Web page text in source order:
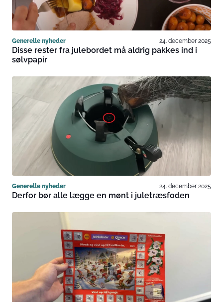
Generelle nyheder 24. december 2025
Disse rester fra julebordet må aldrig pakkes ind i
sølvpapir
Generelle nyheder 24. december 2025
Derfor bør alle lægge en mønt i juletræsfoden